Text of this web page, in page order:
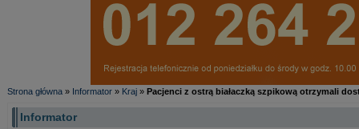
Strona główna » Informator » Kraj » Pacjenci z ostrą białaczką szpikową otrzymali
Informator